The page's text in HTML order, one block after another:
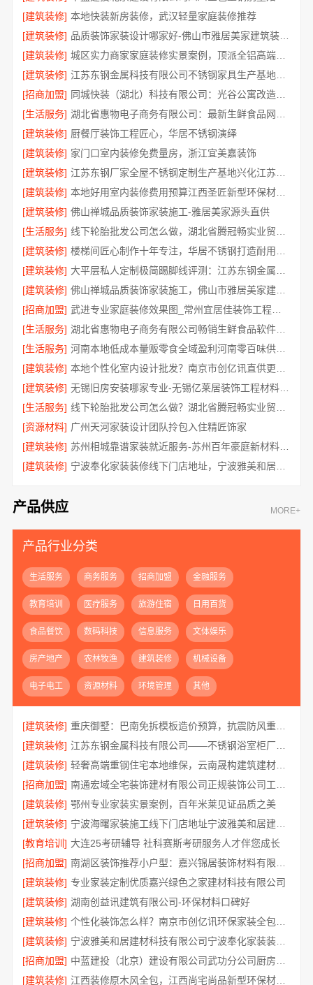
[建筑装修] 本地快装新房装修，武汉轻量家庭装修推荐
[建筑装修]
品质装饰家装设计哪家好-佛山市雅居美家建筑装饰工程有限公司
[建筑装修]
城区实力商家家庭装修实景案例，顶派全铝高端定制
[建筑装修]
[招商加盟]
同城快装（湖北）科技有限公司：光谷公寓改造极简风科技家装
[生活服务]
[建筑装修] 厨餐厅装饰工程匠心，华居不锈钢演绎
[建筑装修] 家门口室内装修免费量房，浙江宜美嘉装饰
[建筑装修]
江苏东钢厂家全屋不锈钢定制生产基地兴化江苏东钢金属科技有限公司
[建筑装修]
本地好用室内装修费用预算江西圣匠新型环保材料有限公司
[建筑装修] 佛山禅城品质装饰家装施工-雅居美家源头直供
[生活服务]
[建筑装修]
[建筑装修]
[建筑装修]
佛山禅城品质装饰家装施工，佛山市雅居美家建筑装饰工程有限公司
[招商加盟]
武进专业家庭装修效果图_常州宜居佳装饰工程有限公司
[生活服务]
湖北省惠物电子商务有限公司畅销生鲜食品软件功能解析
[生活服务]
河南本地低成本量贩零食全域盈利河南零百味供应链有限公司
[建筑装修]
[建筑装修]
无锡旧房安装哪家专业-无锡亿莱居装饰工程材料有限公司
[生活服务]
[资源材料] 广州天河家装设计团队拎包入住精匠饰家
[建筑装修]
苏州相城靠谱家装就近服务-苏州百年豪庭新材料有限公司
[建筑装修]
产品供应 MORE+
产品行业分类
生活服务 商务服务 招商加盟 金融服务
教育培训 医疗服务 旅游住宿 日用百货
食品餐饮 数码科技 信息服务 文体娱乐
房产地产 农林牧渔 建筑装修 机械设备
电子电工 资源材料 环境管理 其他
[建筑装修]
重庆御墅：巴南免拆模板造价预算，抗震防风重钢别墅
[建筑装修]
[建筑装修]
轻奢高端重钢住宅本地维保，云南晟构建筑建材有限公司贴心服务
[招商加盟]
[建筑装修] 鄂州专业家装实景案例，百年米莱见证品质之美
[建筑装修]
宁波海曙家装施工线下门店地址宁波雅美和居建材科技有限公司
[教育培训] 大连25考研辅导 社科赛斯考研服务人才伴您成长
[招商加盟]
[建筑装修] 专业家装定制优质嘉兴绿色之家建材科技有限公司
[建筑装修] 湖南创益讯建筑有限公司-环保材料口碑好
[建筑装修]
[建筑装修]
宁波雅美和居建材科技有限公司宁波奉化家装装修线下门店地址
[招商加盟]
[建筑装修]
江西装修原木风全包，江西尚宅尚品新型环保材料有限公司一站式服务